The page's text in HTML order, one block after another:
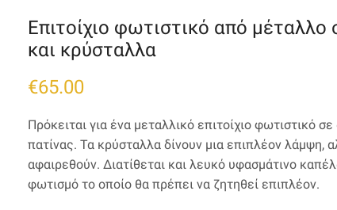
Επιτοίχιο φωτιστικό από μέταλλο
και κρύσταλλα
€65.00
Πρόκειται για ένα μεταλλικό επιτοίχιο φωτιστικό
πατίνας. Τα κρύσταλλα δίνουν μια επιπλέον λάμψη,
αφαιρεθούν. Διατίθεται και λευκό υφασμάτινο
φωτισμό το οποίο θα πρέπει να ζητηθεί επιπλέον.